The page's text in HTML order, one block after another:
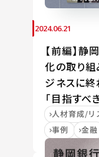
2024.06.21
【前編】
化の取り組
ジネスに終
「目指すべ
人材育成/リ
事例
金融